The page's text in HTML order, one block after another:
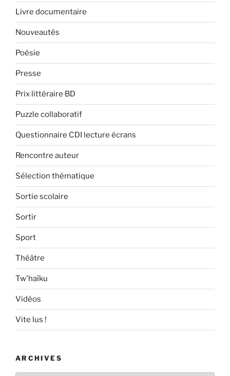
Livre documentaire
Nouveautés
Poésie
Presse
Prix littéraire BD
Puzzle collaboratif
Questionnaire CDI lecture écrans
Rencontre auteur
Sélection thématique
Sortie scolaire
Sortir
Sport
Théâtre
Tw'haïku
Vidéos
Vite lus !
ARCHIVES